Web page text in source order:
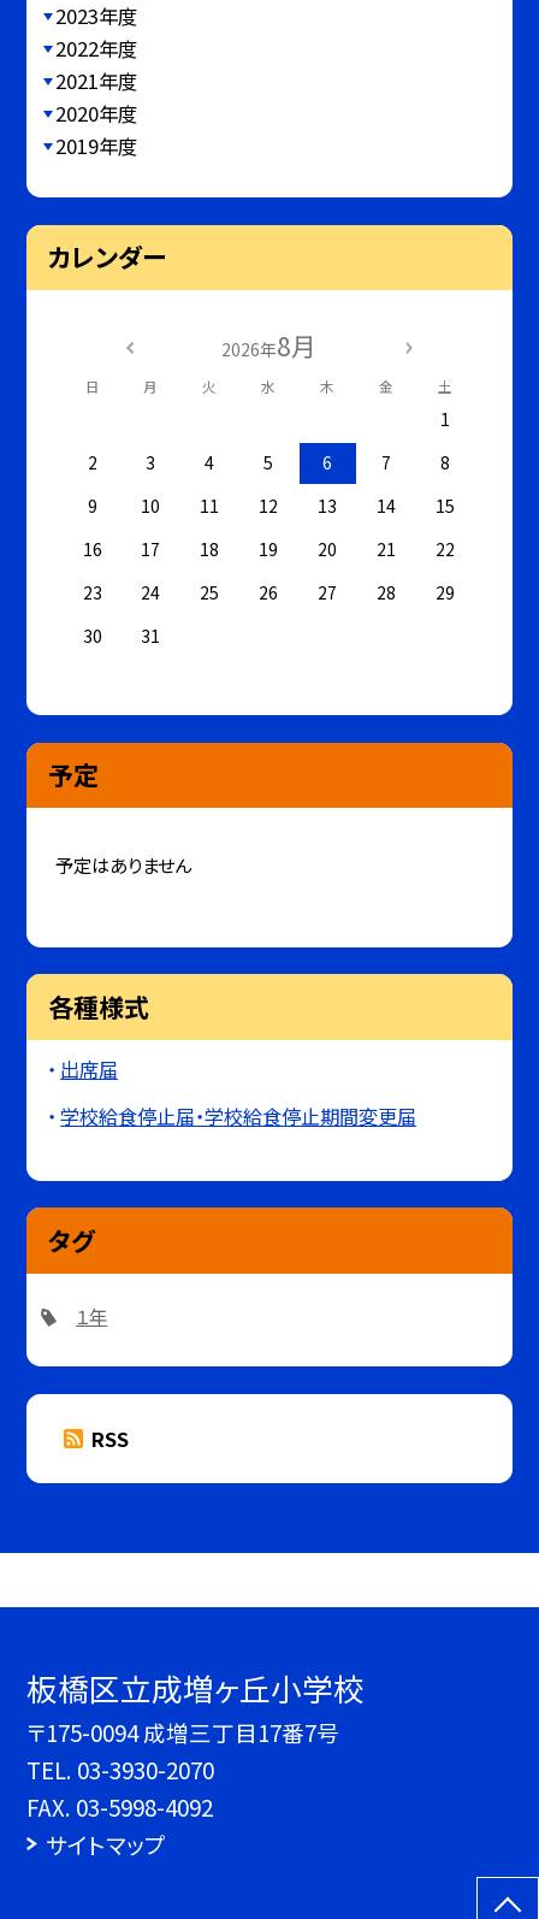
2023年度
2022年度
2021年度
2020年度
2019年度
カレンダー
2026年8月
日 月 火 水 木 金 土
1
2
3 4 5 6 7
8
9
10 11 12 13 14
15
16
17 18 19 20 21
22
23
24 25 26 27 28
29
30
31
予定
予定はありません
各種様式
出席届
学校給食停止届・学校給食停止期間変更届
タグ
１年
RSS
板橋区立成増ヶ丘小学校
〒175-0094 成増三丁目17番7号
TEL. 03-3930-2070
FAX. 03-5998-4092
サイトマップ